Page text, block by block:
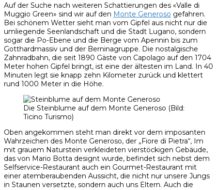
Auf der Suche nach weiteren Schattierungen des «Valle di
Muggio Green» sind wir auf den Monte Generoso gefahren.
Bei schönem Wetter sieht man vom Gipfel aus nicht nur die
umliegende Seenlandschaft und die Stadt Lugano, sondern
sogar die Po-Ebene und die Berge vom Apennin bis zum
Gotthardmassiv und der Berninagruppe. Die nostalgische
Zahnradbahn, die seit 1890 Gäste von Capolago auf den 1704
Meter hohen Gipfel bringt, ist eine der ältesten im Land. In 40
Minuten legt sie knapp zehn Kilometer zurück und klettert
rund 1000 Meter in die Höhe.
Die Steinblume auf dem Monte Generoso (Bild:
Ticino Turismo)
Oben angekommen steht man direkt vor dem imposanten
Wahrzeichen des Monte Generoso, der „Fiore di Pietra“, Im
mit grauem Naturstein verkleideten vierstöckigen Gebäude,
das von Mario Botta designt wurde, befindet sich nebst dem
Selfservice-Restaurant auch ein Gourmet-Restaurant mit
einer atemberaubenden Aussicht, die nicht nur unsere Jungs
in Staunen versetzte, sondern auch uns Eltern. Auch die